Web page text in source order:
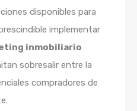
disponibles para
implementar
inmobiliario
sobresalir entre la
compradores de